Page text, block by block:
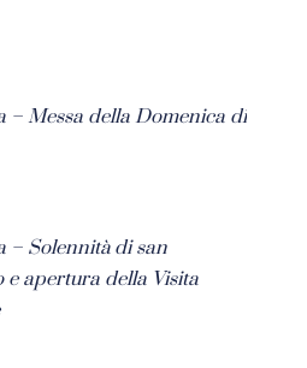
– Messa della Domenica di
– Solennità di san
apertura della Visita